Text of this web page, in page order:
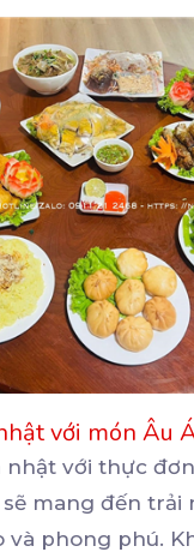
với món Âu
nhật với thực
sẽ mang đến trải
và phong phú.